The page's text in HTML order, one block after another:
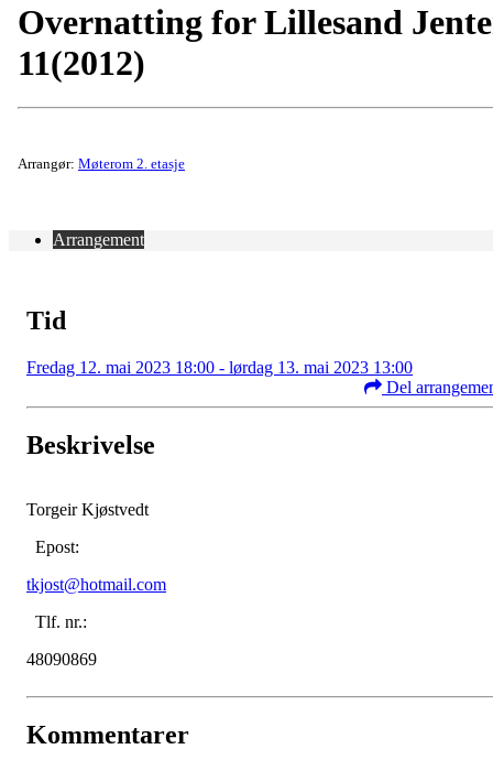
Overnatting for Lillesand
11(2012)
Arrangør: Møterom 2. etasje
Arrangement
Tid
Fredag 12. mai 2023 18:00 - lørdag 13. mai 2023 13:00
Del
Beskrivelse
Torgeir Kjøstvedt
Epost:
tkjost@hotmail.com
Tlf. nr.:
48090869
Kommentarer